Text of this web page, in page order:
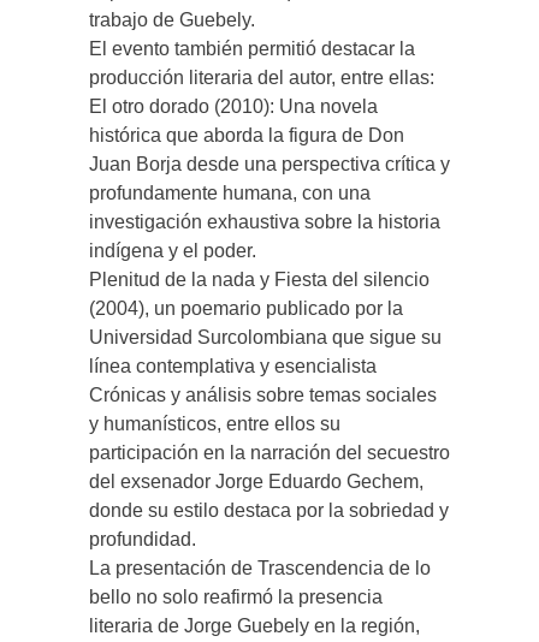
trabajo de Guebely.
El evento también permitió destacar la
producción literaria del autor, entre ellas:
El otro dorado (2010): Una novela
histórica que aborda la figura de Don
Juan Borja desde una perspectiva crítica y
profundamente humana, con una
investigación exhaustiva sobre la historia
indígena y el poder.
Plenitud de la nada y Fiesta del silencio
(2004), un poemario publicado por la
Universidad Surcolombiana que sigue su
línea contemplativa y esencialista
Crónicas y análisis sobre temas sociales
y humanísticos, entre ellos su
participación en la narración del secuestro
del exsenador Jorge Eduardo Gechem,
donde su estilo destaca por la sobriedad y
profundidad.
La presentación de Trascendencia de lo
bello no solo reafirmó la presencia
literaria de Jorge Guebely en la región,